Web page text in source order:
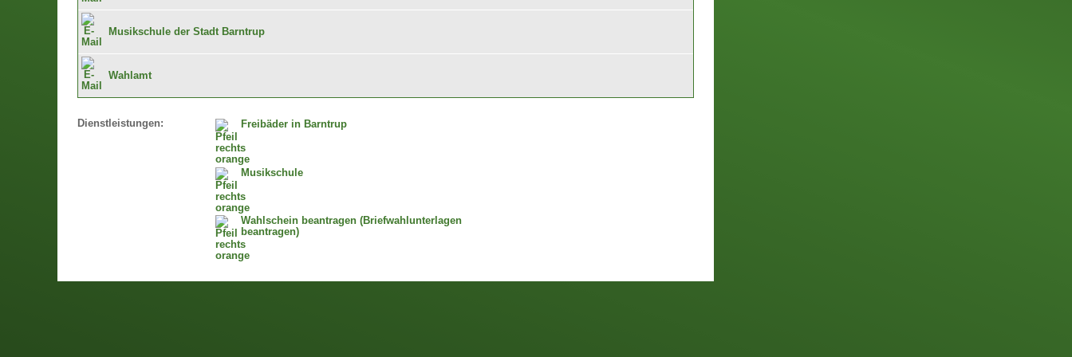
Musikschule der Stadt Barntrup
Wahlamt
Dienstleistungen: Freibäder in Barntrup
Musikschule
Wahlschein beantragen (Briefwahlunterlagen
beantragen)